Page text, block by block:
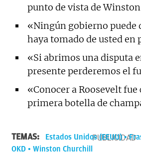
punto de vista de
«Ningún gobierno puede
haya tomado de usted
«Si abrimos una disputa
presente perderemos el
«Conocer a Roosevelt
primera botella de
TEMAS: Estados Unidos (EEUU)
OKD
Winston Churchill